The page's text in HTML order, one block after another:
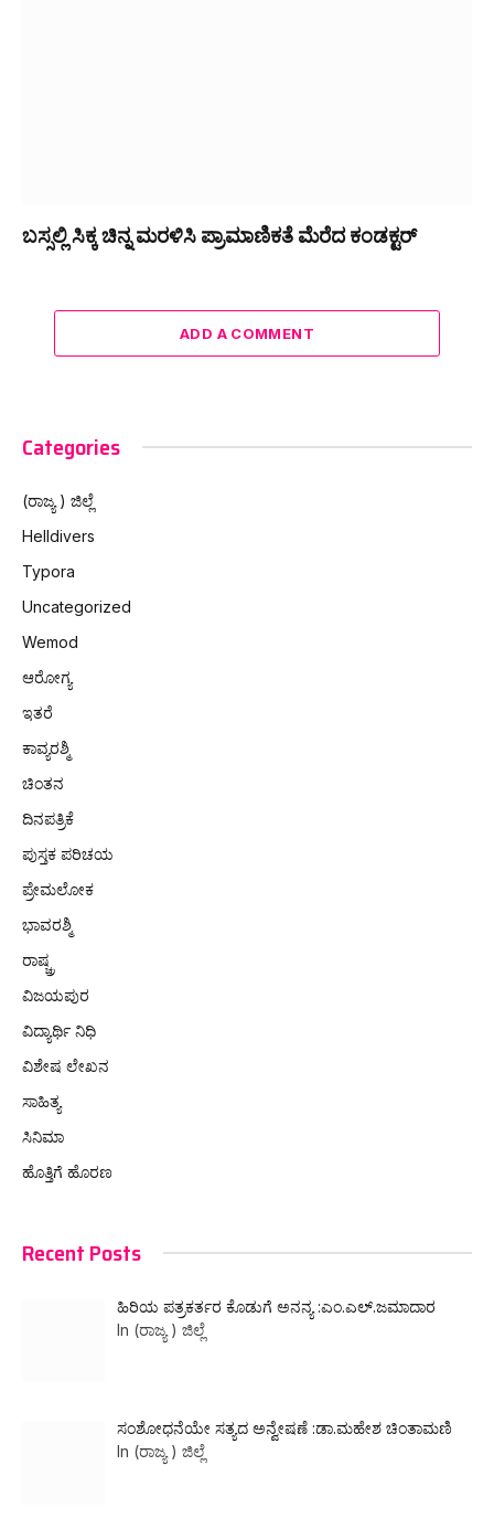
ಬಸ್ಸಲ್ಲಿ ಸಿಕ್ಕ ಚಿನ್ನ ಮರಳಿಸಿ ಪ್ರಾಮಾಣಿಕತೆ ಮೆರೆದ ಕಂಡಕ್ಟರ್
ADD A COMMENT
Categories
(ರಾಜ್ಯ ) ಜಿಲ್ಲೆ
Helldivers
Typora
Uncategorized
Wemod
ಆರೋಗ್ಯ
ಇತರೆ
ಕಾವ್ಯರಶ್ಮಿ
ಚಿಂತನ
ದಿನಪತ್ರಿಕೆ
ಪುಸ್ತಕ ಪರಿಚಯ
ಪ್ರೇಮಲೋಕ
ಭಾವರಶ್ಮಿ
ರಾಷ್ಚ್ರ
ವಿಜಯಪುರ
ವಿದ್ಯಾರ್ಥಿ ನಿಧಿ
ವಿಶೇಷ ಲೇಖನ
ಸಾಹಿತ್ಯ
ಸಿನಿಮಾ
ಹೊತ್ತಿಗೆ ಹೊರಣ
Recent Posts
ಹಿರಿಯ ಪತ್ರಕರ್ತರ ಕೊಡುಗೆ ಅನನ್ಯ :ಎಂ.ಎಲ್.ಜಮಾದಾರ
In (ರಾಜ್ಯ ) ಜಿಲ್ಲೆ
ಸಂಶೋಧನೆಯೇ ಸತ್ಯದ ಅನ್ವೇಷಣೆ :ಡಾ.ಮಹೇಶ ಚಿಂತಾಮಣಿ
In (ರಾಜ್ಯ ) ಜಿಲ್ಲೆ